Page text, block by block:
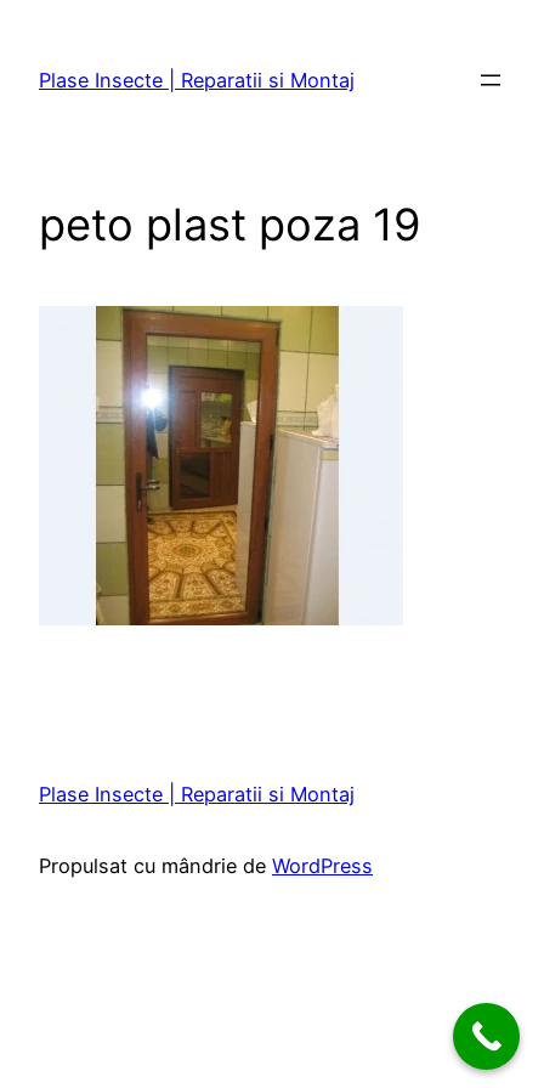
conținut
Plase Insecte | Reparatii si Montaj
peto plast poza 19
Plase Insecte | Reparatii si Montaj
Propulsat cu mândrie de WordPress